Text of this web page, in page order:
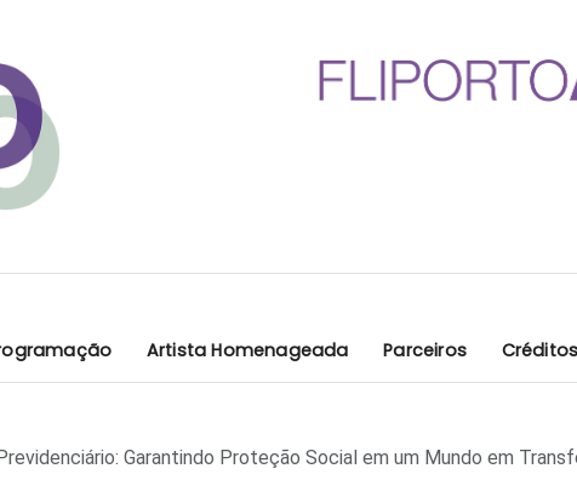
Artista Homenageada Parceiros Créditos
Garantindo Proteção Social em um Mundo em